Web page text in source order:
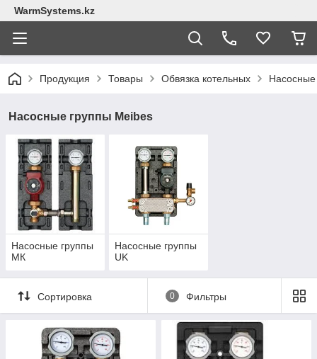
WarmSystems.kz
Продукция Товары Обвязка котельных
Насосные группы Meibes
Насосные группы
МК
Насосные группы
UK
Сортировка 0 Фильтры